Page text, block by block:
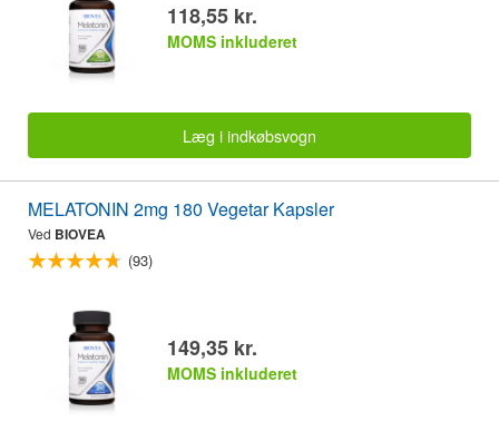
118,55 kr.
MOMS inkluderet
Læg i indkøbsvogn
MELATONIN 2mg 180 Vegetar Kapsler
Ved BIOVEA
(93)
149,35 kr.
MOMS inkluderet